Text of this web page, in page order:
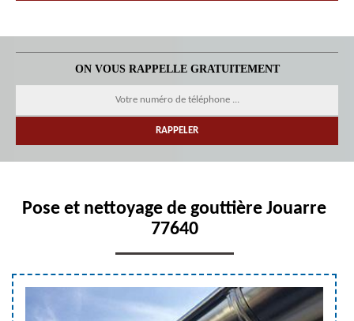
ON VOUS RAPPELLE GRATUITEMENT
Pose et nettoyage de gouttière Jouarre
77640